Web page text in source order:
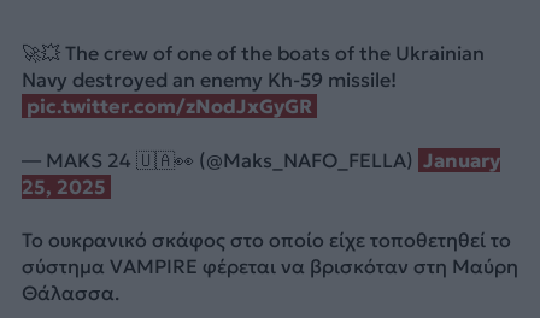
🚀💥 The crew of one of the boats of the Ukrainian
Navy destroyed an enemy Kh-59 missile!
pic.twitter.com/zNodJxGyGR
— MAKS 24 🇺🇦👀 (@Maks_NAFO_FELLA) January
25, 2025
Το ουκρανικό σκάφος στο οποίο είχε τοποθετηθεί το
σύστημα VAMPIRE φέρεται να βρισκόταν στη Μαύρη
Θάλασσα.